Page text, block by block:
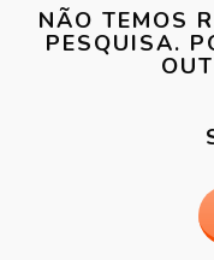
NÃO TEMOS
PESQUISA.